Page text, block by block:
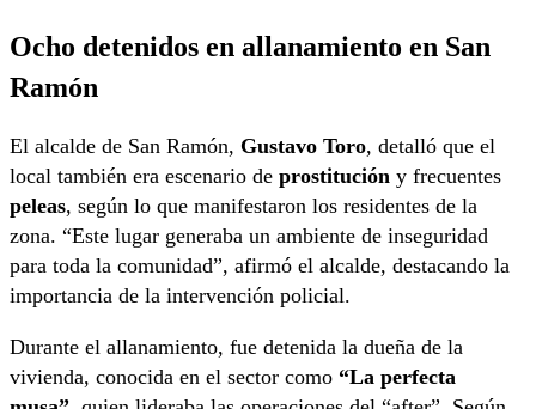
Ocho detenidos en allanamiento en San
Ramón
El alcalde de San Ramón, Gustavo Toro, detalló que el
local también era escenario de prostitución y frecuentes
peleas, según lo que manifestaron los residentes de la
zona. “Este lugar generaba un ambiente de inseguridad
para toda la comunidad”, afirmó el alcalde, destacando la
importancia de la intervención policial.
Durante el allanamiento, fue detenida la dueña de la
vivienda, conocida en el sector como “La perfecta